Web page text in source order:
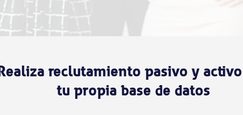
reclutamiento pasivo y
tu propia base de datos